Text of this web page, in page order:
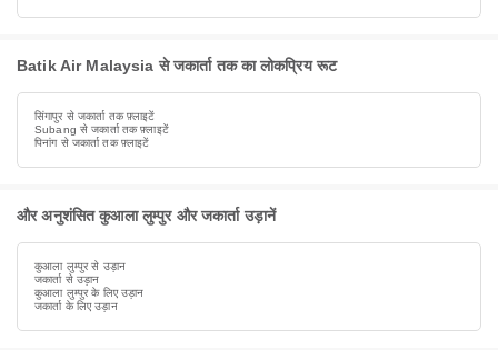
Batik Air Malaysia से जकार्ता तक का लोकप्रिय रूट
सिंगापुर से जकार्ता तक फ़्लाइटें
Subang से जकार्ता तक फ़्लाइटें
पिनांग से जकार्ता तक फ़्लाइटें
और अनुशंसित कुआला लुम्पुर और जकार्ता उड़ानें
कुआला लुम्पुर से उड़ान
जकार्ता से उड़ान
कुआला लुम्पुर के लिए उड़ान
जकार्ता के लिए उड़ान